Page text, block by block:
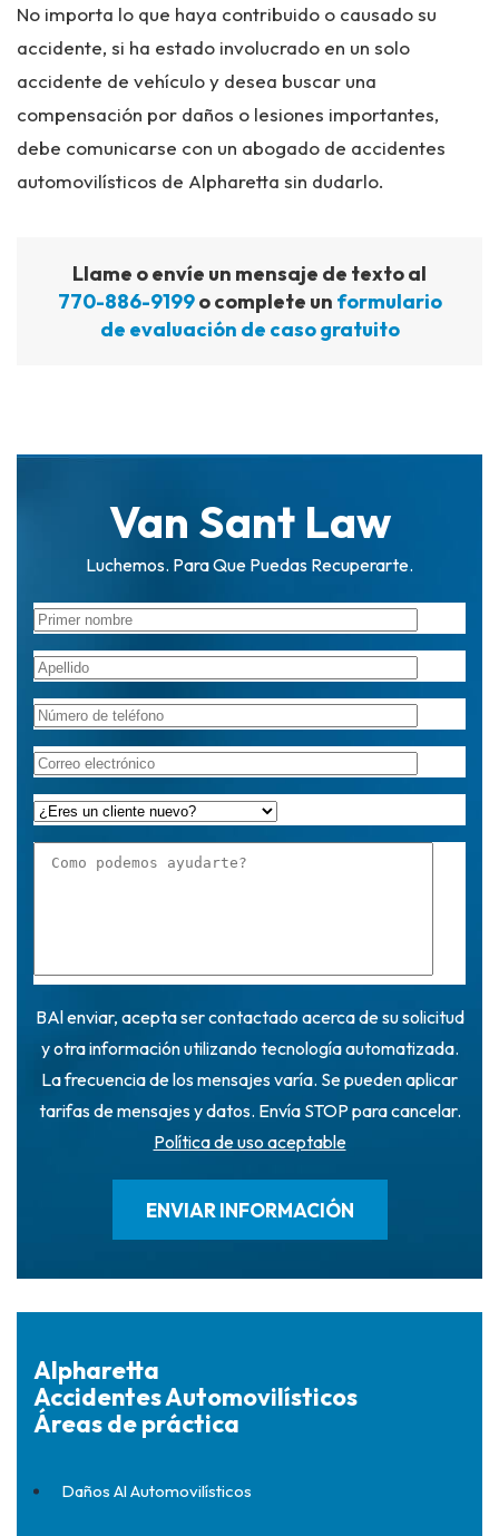
No importa lo que haya contribuido o causado su
accidente, si ha estado involucrado en un solo
accidente de vehículo y desea buscar una
compensación por daños o lesiones importantes,
debe comunicarse con un abogado de accidentes
automovilísticos de Alpharetta sin dudarlo.
Llame o envíe un mensaje de texto al
770-886-9199o complete un formulario
de evaluación de caso gratuito
Van Sant Law
Luchemos. Para Que Puedas Recuperarte.
BAl enviar, acepta ser contactado acerca de su solicitud
y otra información utilizando tecnología automatizada.
La frecuencia de los mensajes varía. Se pueden aplicar
tarifas de mensajes y datos. Envía STOP para cancelar.
Política de uso aceptable
Alpharetta
Accidentes Automovilísticos
Áreas de práctica
Daños Al Automovilísticos